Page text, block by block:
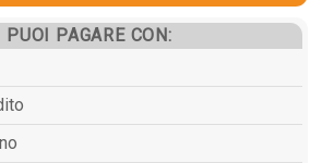
PUOI PAGARE CON: